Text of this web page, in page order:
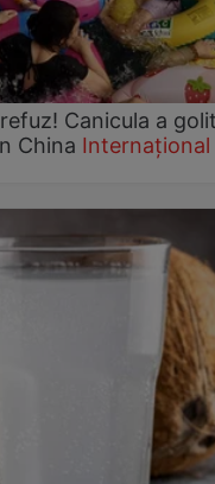
Canicula a
China Internațional